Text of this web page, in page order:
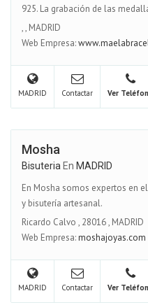
925. La grabación de las
,, MADRID
Web Empresa:
MADRID Contactar Ver
Mosha
Bisuteria En MADRID
En Mosha somos expertos en
y bisutería artesanal.
Ricardo Calvo , 28016, MADRID
Web Empresa:moshajoyas.com
MADRID Contactar Ver